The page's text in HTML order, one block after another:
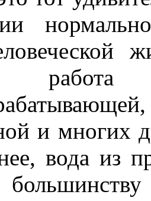
работа
и многих
вода из